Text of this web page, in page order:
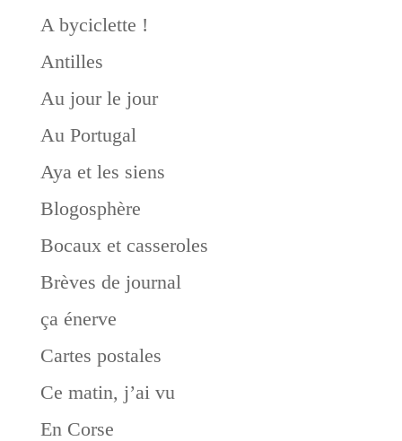
A byciclette !
Antilles
Au jour le jour
Au Portugal
Aya et les siens
Blogosphère
Bocaux et casseroles
Brèves de journal
ça énerve
Cartes postales
Ce matin, j’ai vu
En Corse